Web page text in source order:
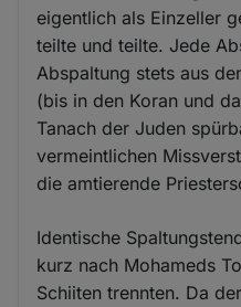
eigentlich als Einzeller
teilte und teilte. Jede
Abspaltung stets aus
(bis in den Koran und
Tanach der Juden
vermeintlichen
die amtierende
Identische
kurz nach Mohameds
Schiiten trennten. Da